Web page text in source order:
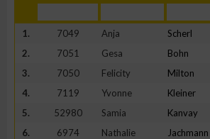
1. 7049 Anja Scherl
2.
7051 Gesa Bohn
3.
7050 Felicity Milton
4.
7119 Yvonne Kleiner
5.
52980 Samia Kanvay
6.
6974 Nathalie Jachmann